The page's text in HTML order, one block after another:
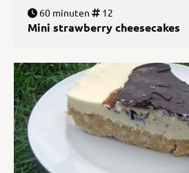
60 minuten 12
Mini strawberry cheesecakes